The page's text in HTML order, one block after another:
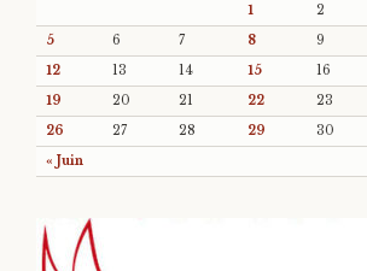
« Juin
1 2
5
6 7 8 9
12
13 14 15 16
19
20 21 22 23
26
27 28 29 30